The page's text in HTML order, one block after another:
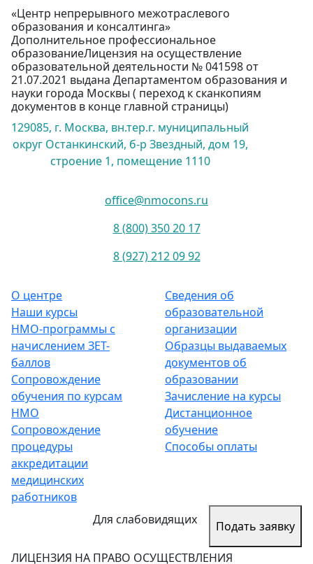
«Центр непрерывного межотраслевого
образования и консалтинга»
Дополнительное профессиональное
образованиеЛицензия на осуществление
образовательной деятельности № 041598 от
21.07.2021 выдана Департаментом образования и
науки города Москвы ( переход к сканкопиям
документов в конце главной страницы)
129085, г. Москва, вн.тер.г. муниципальный
округ Останкинский, б-р Звездный, дом 19,
строение 1, помещение 1110
office@nmocons.ru
8 (800) 350 20 17
8 (927) 212 09 92
О центре
Наши курсы
НМО-программы с
начислением ЗЕТ-
баллов
Сопровождение
обучения по курсам
НМО
Сопровождение
процедуры
аккредитации
медицинских
работников
Сведения об
образовательной
организации
Образцы выдаваемых
документов об
образовании
Зачисление на курсы
Дистанционное
обучение
Способы оплаты
Для слабовидящих Подать заявку
ЛИЦЕНЗИЯ НА ПРАВО ОСУЩЕСТВЛЕНИЯ